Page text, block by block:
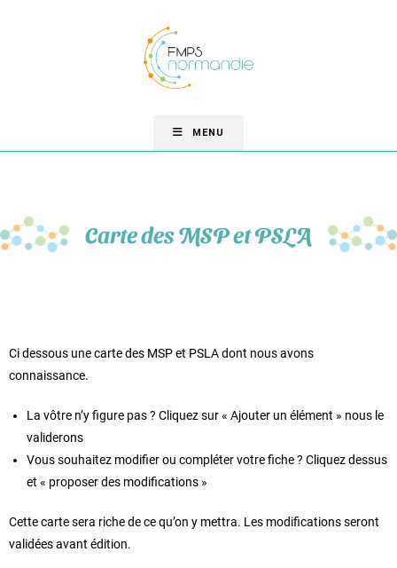
MENU
Carte des MSP et PSLA
Ci dessous une carte des MSP et PSLA dont nous avons
connaissance.
La vôtre n’y figure pas ? Cliquez sur « Ajouter un élément » nous le
validerons
Vous souhaitez modifier ou compléter votre fiche ? Cliquez dessus
et « proposer des modifications »
Cette carte sera riche de ce qu’on y mettra. Les modifications seront
validées avant édition.